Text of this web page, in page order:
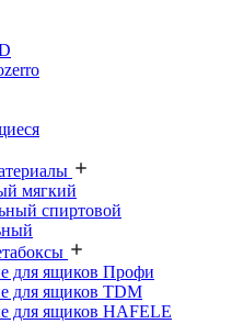
мягкий
спиртовой
для ящиков Профи
для ящиков TDM
для ящиков HAFELE